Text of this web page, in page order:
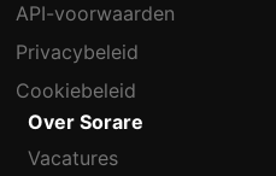
API-voorwaarden
Privacybeleid
Cookiebeleid
Over Sorare
Vacatures